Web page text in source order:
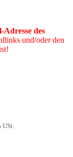
Adresse des
und/oder den
USt.